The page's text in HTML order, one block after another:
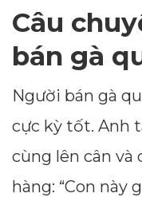
Câu
bán gà
Người bán gà
cực kỳ tốt. Anh
cùng lên cân và
hàng: “Con này